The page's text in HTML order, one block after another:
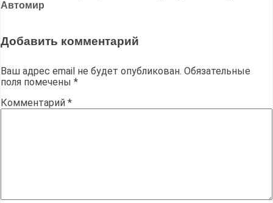
записям
Автомир
Добавить комментарий
Ваш адрес email не будет опубликован. Обязательные
поля помечены *
Комментарий *